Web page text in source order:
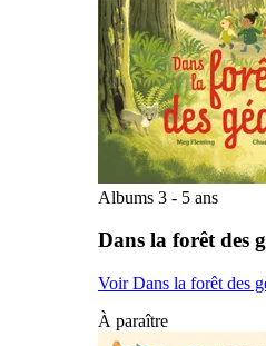
Albums 3 - 5 ans
Dans la forêt des
Voir Dans la forêt des
À paraître